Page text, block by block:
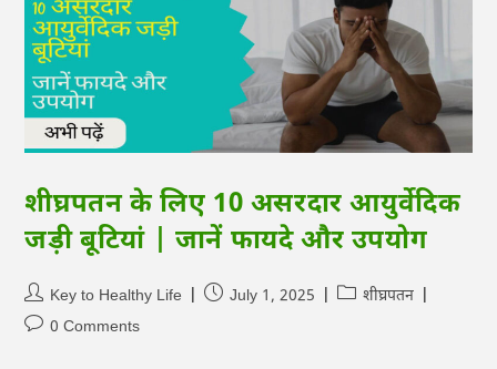
शीघ्रपतन के लिए 10 असरदार आयुर्वेदिक
जड़ी बूटियां | जानें फायदे और उपयोग
Key to Healthy Life July 1, 2025
शीघ्रपतन
0 Comments